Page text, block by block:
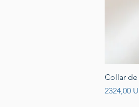
Collar
Precio
2324,00